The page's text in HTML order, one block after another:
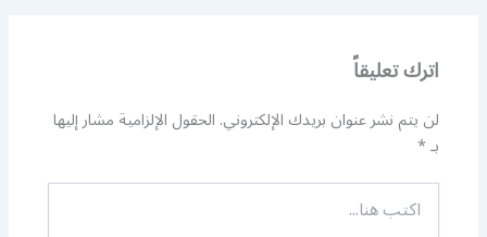
اترك تعليقاً
لن يتم نشر عنوان بريدك الإلكتروني.الحقول الإلزامية مشار إليها
بـ*
اكتب
هنا...